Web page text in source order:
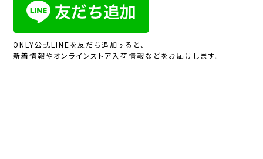
ONLY公式LINEを友だち追加すると、
新着情報やオンラインストア入荷情報などをお届けします。